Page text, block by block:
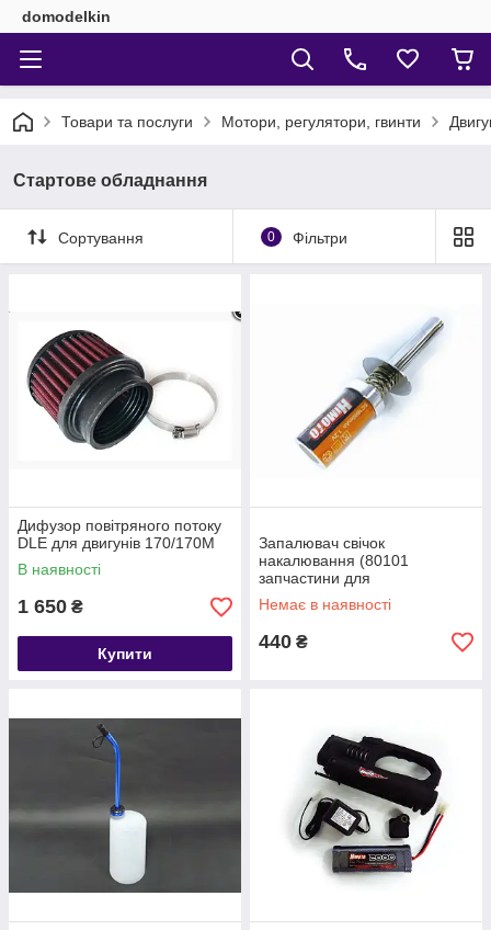
domodelkin
Товари та послуги Мотори, регулятори, гвинти
Стартове обладнання
Сортування 0 Фільтри
Дифузор повітряного потоку
DLE для двигунів 170/170M
В наявності
1 650 ₴
Купити
Запалювач свічок
накалювання (80101
запчастини для
радіокерованих моделей
Himoto)
Немає в наявності
440 ₴